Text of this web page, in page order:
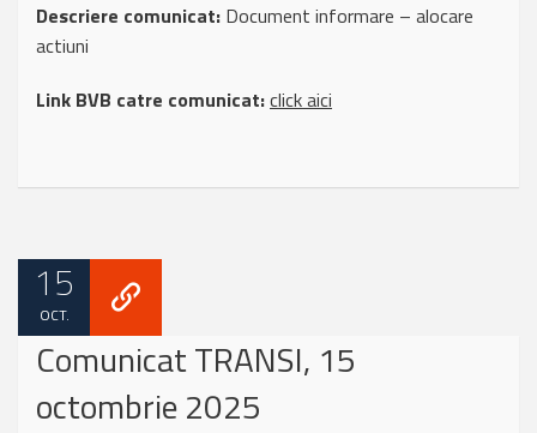
Descriere comunicat: Document informare – alocare
actiuni
Link BVB catre comunicat:click aici
15
OCT.
Comunicat TRANSI, 15
octombrie 2025